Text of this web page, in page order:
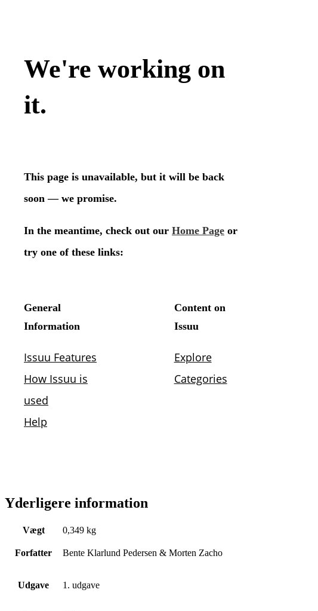
Yderligere information
Vægt 0,349 kg
Forfatter Bente Klarlund Pedersen & Morten Zacho
Udgave 1. udgave